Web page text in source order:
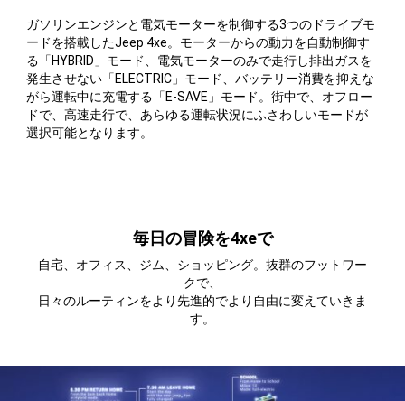
ガソリンエンジンと電気モーターを制御する3つのドライブモ
ードを搭載したJeep 4xe。モーターからの動力を自動制御す
る「HYBRID」モード、電気モーターのみで走行し排出ガスを
発生させない「ELECTRIC」モード、バッテリー消費を抑えな
がら運転中に充電する「E-SAVE」モード。街中で、オフロー
ドで、高速走行で、あらゆる運転状況にふさわしいモードが
選択可能となります。
毎日の冒険を4xeで
自宅、オフィス、ジム、ショッピング。抜群のフットワー
クで、
日々のルーティンをより先進的でより自由に変えていきま
す。